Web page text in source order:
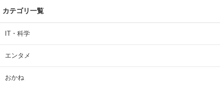
カテゴリ一覧
IT・科学
エンタメ
おかね